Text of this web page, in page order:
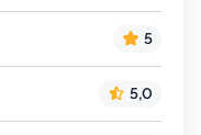
5
5,0